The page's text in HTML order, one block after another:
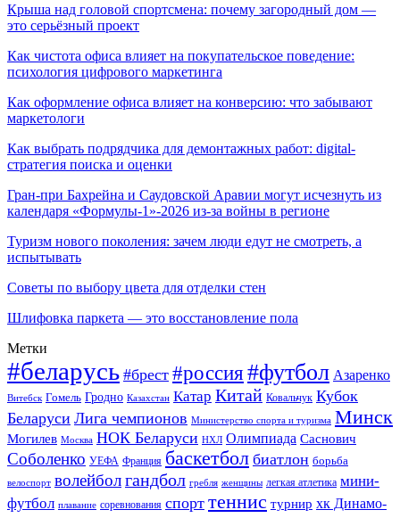
Крыша над головой спортсмена: почему загородный дом —
это серьёзный проект
Как чистота офиса влияет на покупательское поведение:
психология цифрового маркетинга
Как оформление офиса влияет на конверсию: что забывают
маркетологи
Как выбрать подрядчика для демонтажных работ: digital-
стратегия поиска и оценки
Гран-при Бахрейна и Саудовской Аравии могут исчезнуть из
календаря «Формулы-1»-2026 из-за войны в регионе
Туризм нового поколения: зачем люди едут не смотреть, а
испытывать
Советы по выбору цвета для отделки стен
Шлифовка паркета — это восстановление пола
Метки
#беларусь #брест #россия#футбол Азаренко
Витебск Гомель Гродно Казахстан Катар Китай Ковальчук Кубок
Беларуси Лига чемпионов Министерство спорта и туризма Минск
Могилев Москва НОК Беларуси НХЛ Олимпиада Саснович
Соболенко УЕФА Франция баскетбол биатлон борьба
велоспорт волейболгандбол гребля женщины легкая атлетика мини-
футбол плавание соревнования спорт теннис турнир хк Динамо-